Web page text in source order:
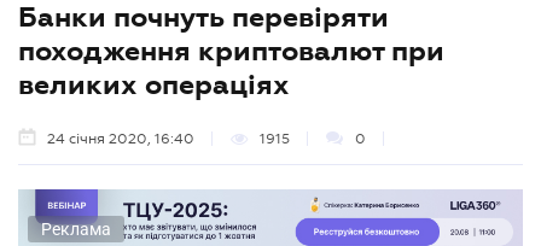
Банки почнуть перевіряти
походження криптовалют при
великих операціях
24 січня 2020, 16:40 1915 0
Реклама